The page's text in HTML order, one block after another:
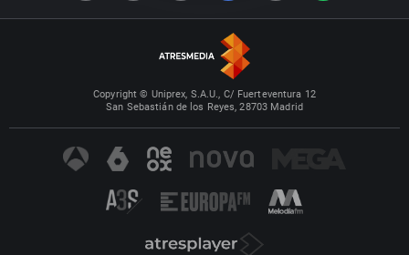
Copyright © Uniprex, S.A.U., C/ Fuerteventura 12
San Sebastián de los Reyes, 28703 Madrid